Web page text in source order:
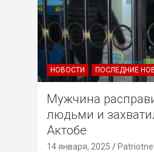
НОВОСТИ ПОСЛЕДНИЕ
Мужчина
людьми и
Актобе
14 января, 2025